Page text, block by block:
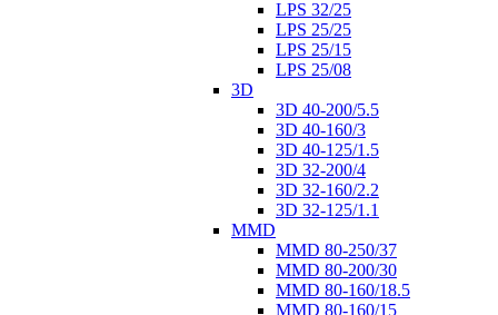
LPS 32/25
LPS 25/25
LPS 25/15
LPS 25/08
3D
3D 40-200/5.5
3D 40-160/3
3D 40-125/1.5
3D 32-200/4
3D 32-160/2.2
3D 32-125/1.1
MMD
MMD 80-250/37
MMD 80-200/30
MMD 80-160/18.5
MMD 80-160/15